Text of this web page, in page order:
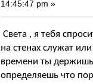
14:45:47 pm »
Света , я тебя
на стенах служат
времени ты
определяешь что